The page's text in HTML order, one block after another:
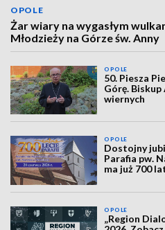
OPOLE
Żar wiary na wygasłym
Młodzieży na Górze św. Anny
OPOLE
50. Piesza
Górę.
wiernych
OPOLE
Dostojny
Parafia pw.
ma już 700
OPOLE
„Region